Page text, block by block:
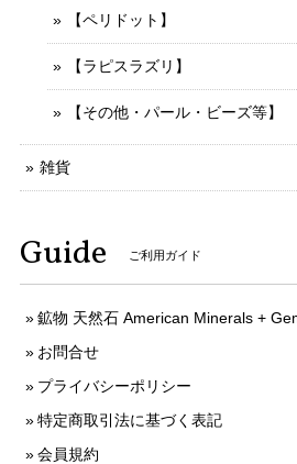
【ペリドット】
【ラピスラズリ】
【その他・パール・ビーズ等】
雑貨
Guide ご利用ガイド
鉱物 天然石 American Minerals +
お問合せ
プライバシーポリシー
特定商取引法に基づく表記
会員規約